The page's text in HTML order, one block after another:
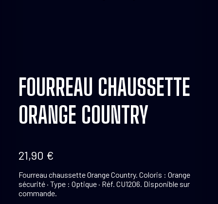
FOURREAU CHAUSSETTE
ORANGE COUNTRY
21,90 €
Fourreau chaussette Orange Country. Coloris : Orange
sécurité · Type : Optique · Réf. CU1206. Disponible sur
commande.